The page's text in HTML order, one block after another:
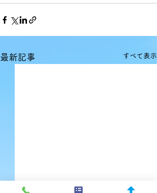
最新記事 すべて表示